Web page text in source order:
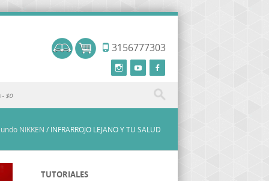
3156777303
$0
NIKKEN / INFRARROJO LEJANO Y TU SALUD
TUTORIALES